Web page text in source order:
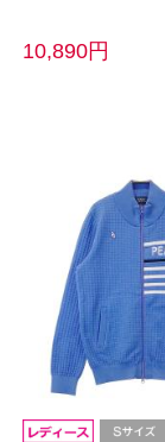
10,890円